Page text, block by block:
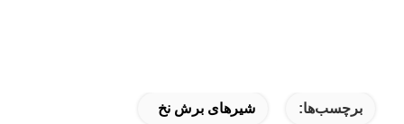
برچسب‌ها: شیرهای برش نخ